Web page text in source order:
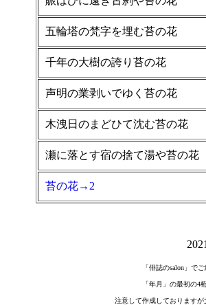
五輪塔の梵字を埋む苔の花
千年の大樹の誇り苔の花
声明の業剥いでゆく苔の花
木洩日のまどひて沈む苔の花
瀬に落とす宿の捨て湯や苔の花
苔の花→2
「俳誌のsalon」で
「年月」の最初の4
注意して作成しております